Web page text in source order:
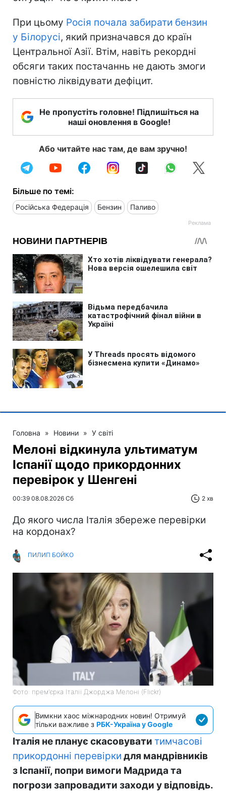
При цьому Росія почала забирати бензин
у Білорусі, який призначався до країн
Центральної Азії. Втім, навіть рекордні
обсяги таких постачаннь не дають змоги
повністю ліквідувати дефіцит.
Не пропустіть головне! Підпишіться на
наші оновлення в Google!
Або читайте нас там, де вам зручно!
Більше по темі:
Російська Федерація Бензин Паливо
Головна » Новини » У світі
Мелоні відкинула ультиматум
Іспанії щодо прикордонних
перевірок у Шенгені
00:39 08.08.2026 Сб 2 хв
До якого числа Італія збереже перевірки
на кордонах?
ПИЛИП БОЙКО
Фото: прем'єрка Італії Джорджа Мелоні (Flickr)
Вимкни хаос міжнародних новин! Отримуй
тільки важливе з РБК-Україна у Google
Італія не планує скасовувати тимчасові
прикордонні перевірки для мандрівників
з Іспанії, попри вимоги Мадрида та
погрози запровадити заходи у відповідь.